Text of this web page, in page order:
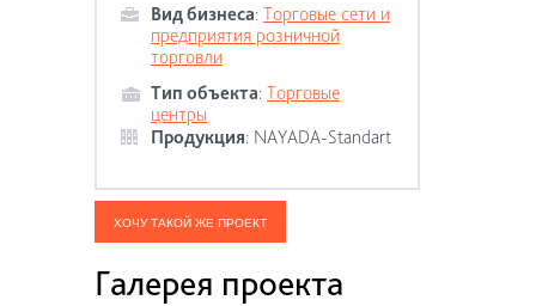
Вид бизнеса: Торговые сети и
предприятия розничной
торговли
Тип объекта: Торговые
центры
Продукция: NAYADA-Standart
ХОЧУ ТАКОЙ ЖЕ ПРОЕКТ
Галерея проекта